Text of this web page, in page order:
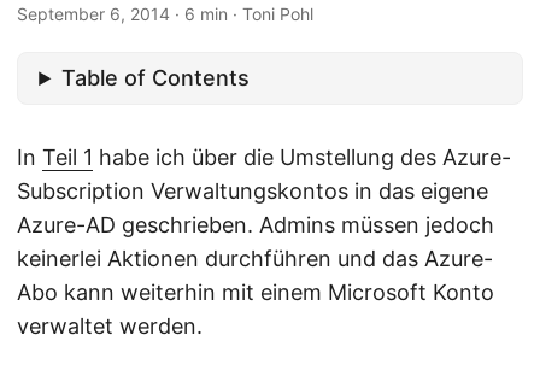
September 6, 2014 · 6 min · Toni Pohl
Table of Contents
In Teil 1 habe ich über die Umstellung des Azure-
Subscription Verwaltungskontos in das eigene
Azure-AD geschrieben. Admins müssen jedoch
keinerlei Aktionen durchführen und das Azure-
Abo kann weiterhin mit einem Microsoft Konto
verwaltet werden.